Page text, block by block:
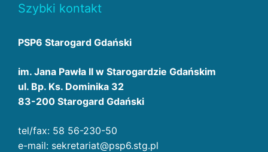
Szybki kontakt
PSP6 Starogard Gdański
im. Jana Pawła II w Starogardzie Gdańskim
ul. Bp. Ks. Dominika 32
83-200 Starogard Gdański
tel/fax: 58 56-230-50
e-mail: sekretariat@psp6.stg.pl